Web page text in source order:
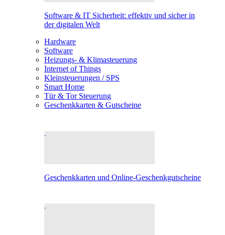
Software & IT Sicherheit: effektiv und sicher in
der digitalen Welt
Hardware
Software
Heizungs- & Klimasteuerung
Internet of Things
Kleinsteuerungen / SPS
Smart Home
Tür & Tor Steuerung
Geschenkkarten & Gutscheine
Geschenkkarten und Online-Geschenkgutscheine